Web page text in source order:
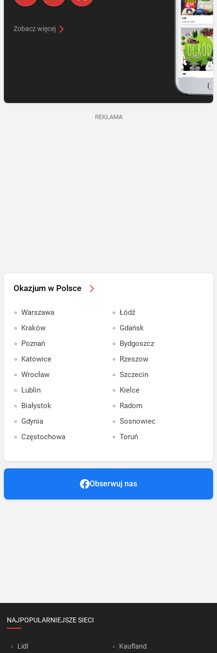
Zobacz więcej
REKLAMA
Okazjum w Polsce
Warszawa
Kraków
Poznań
Katowice
Wrocław
Lublin
Białystok
Gdynia
Częstochowa
Łódź
Gdańsk
Bydgoszcz
Rzeszow
Szczecin
Kielce
Radom
Sosnowiec
Toruń
Obserwuj nas
NAJPOPULARNIEJSZE SIECI
Lidl Kaufland